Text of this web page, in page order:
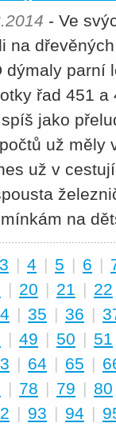
- Ve
na
dýmaly parní
řad 451
jako
už měly
už v
na
3 | 4 | 5 | 6 |
| 20 | 21 | 22
| 35 | 36 |
| 49 | 50 | 51
| 64 | 65 |
| 78 | 79 | 80
| 93 | 94 |